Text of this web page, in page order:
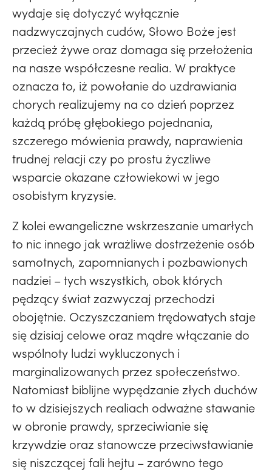
wydaje się dotyczyć wyłącznie
nadzwyczajnych cudów, Słowo Boże jest
przecież żywe oraz domaga się przełożenia
na nasze współczesne realia. W praktyce
oznacza to, iż powołanie do uzdrawiania
chorych realizujemy na co dzień poprzez
każdą próbę głębokiego pojednania,
szczerego mówienia prawdy, naprawienia
trudnej relacji czy po prostu życzliwe
wsparcie okazane człowiekowi w jego
osobistym kryzysie.
Z kolei ewangeliczne wskrzeszanie umarłych
to nic innego jak wrażliwe dostrzeżenie osób
samotnych, zapomnianych i pozbawionych
nadziei – tych wszystkich, obok których
pędzący świat zazwyczaj przechodzi
obojętnie. Oczyszczaniem trędowatych staje
się dzisiaj celowe oraz mądre włączanie do
wspólnoty ludzi wykluczonych i
marginalizowanych przez społeczeństwo.
Natomiast biblijne wypędzanie złych duchów
to w dzisiejszych realiach odważne stawanie
w obronie prawdy, sprzeciwianie się
krzywdzie oraz stanowcze przeciwstawianie
się niszczącej fali hejtu – zarówno tego